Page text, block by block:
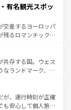
スペインはその個
宮殿、歴史的な大
が、訪れる者を心
の国としても知ら
遺産にも登録されて
み方が可能だ。さ
ており、どの街角に
リ以外の個性あふ
有名観光スポッ
交差するヨーロッパ
残るロマンチック街
ることがない。ベ
アルプスの絶景、そ
風景は必見。ビール
新着の
てほしい。
共存する国。ウェス
なランドマーク、歴
雅なアフタヌーン
国パブ、サッカー観
豊富。イギリスを旅
が、運行時刻が正確
も安心して個人旅行